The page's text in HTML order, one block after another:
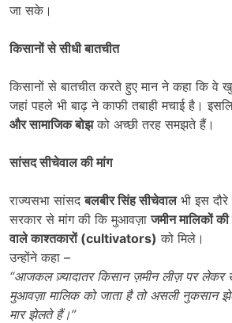
जा सके।
किसानों से सीधी बातचीत
किसानों से बातचीत करते हुए मान ने कहा कि वे
जहां पहले भी बाढ़ ने काफी तबाही मचाई है।
और सामाजिक बोझको अच्छी तरह समझते हैं।
सांसद सीचेवाल की मांग
राज्यसभा सांसदबलबीर सिंह सीचेवालभी इस दौरे
सरकार से मांग की कि मुआवज़ाजमीन मालिकों
वाले काश्तकारों (cultivators) को मिले।
उन्होंने कहा –
“आजकल ज़्यादातर किसान ज़मीन लीज़ पर
मुआवज़ा मालिक को जाता है तो असली नुकसान
मार झेलते हैं।”